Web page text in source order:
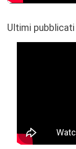
Ultimi pubblicati